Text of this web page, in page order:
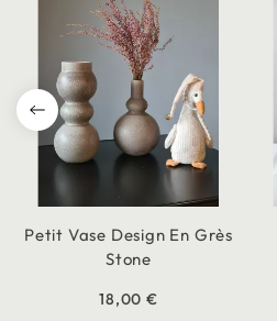
Petit Vase Design En Grès
Stone
18,00 €